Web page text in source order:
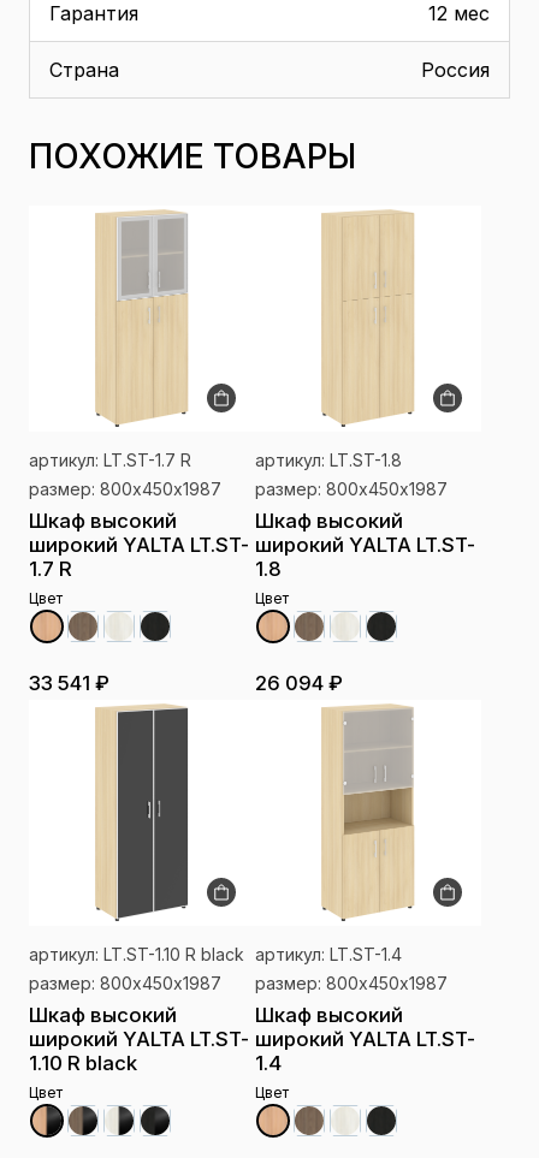
Гарантия 12 мес
Страна Россия
ПОХОЖИЕ ТОВАРЫ
артикул: LT.ST-1.7 R
размер: 800х450х1987
Шкаф высокий
широкий YALTA LT.ST-
1.7 R
Цвет
33 541 ₽
артикул: LT.ST-1.8
размер: 800х450х1987
Шкаф высокий
широкий YALTA LT.ST-
1.8
Цвет
26 094 ₽
артикул: LT.ST-1.10 R black
размер: 800х450х1987
Шкаф высокий
широкий YALTA LT.ST-
1.10 R black
Цвет
артикул: LT.ST-1.4
размер: 800х450х1987
Шкаф высокий
широкий YALTA LT.ST-
1.4
Цвет